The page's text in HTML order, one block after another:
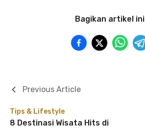
Bagikan artikel ini
Tips & Lifestyle
8 Destinasi Wisata Hits di
Previous Article